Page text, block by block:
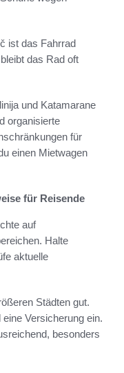
ist das Fahrrad
das Rad oft
und Katamarane
organisierte
für
einen Mietwagen
für Reisende
auf
Halte
aktuelle
Städten gut.
Versicherung ein.
besonders